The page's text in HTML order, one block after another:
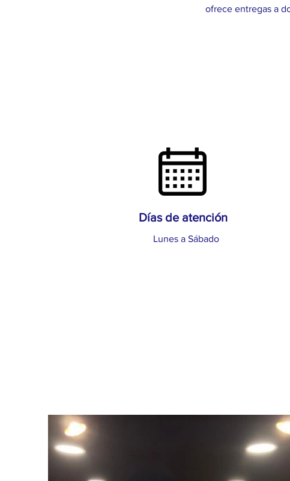
ofrece entregas a
Días de atención
Lunes a Sábado